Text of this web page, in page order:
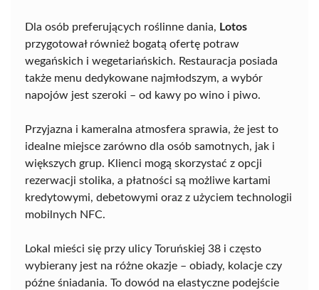
Dla osób preferujących roślinne dania, Lotos
przygotował również bogatą ofertę potraw
wegańskich i wegetariańskich. Restauracja posiada
także menu dedykowane najmłodszym, a wybór
napojów jest szeroki – od kawy po wino i piwo.
Przyjazna i kameralna atmosfera sprawia, że jest to
idealne miejsce zarówno dla osób samotnych, jak i
większych grup. Klienci mogą skorzystać z opcji
rezerwacji stolika, a płatności są możliwe kartami
kredytowymi, debetowymi oraz z użyciem technologii
mobilnych NFC.
Lokal mieści się przy ulicy Toruńskiej 38 i często
wybierany jest na różne okazje – obiady, kolacje czy
późne śniadania. To dowód na elastyczne podejście